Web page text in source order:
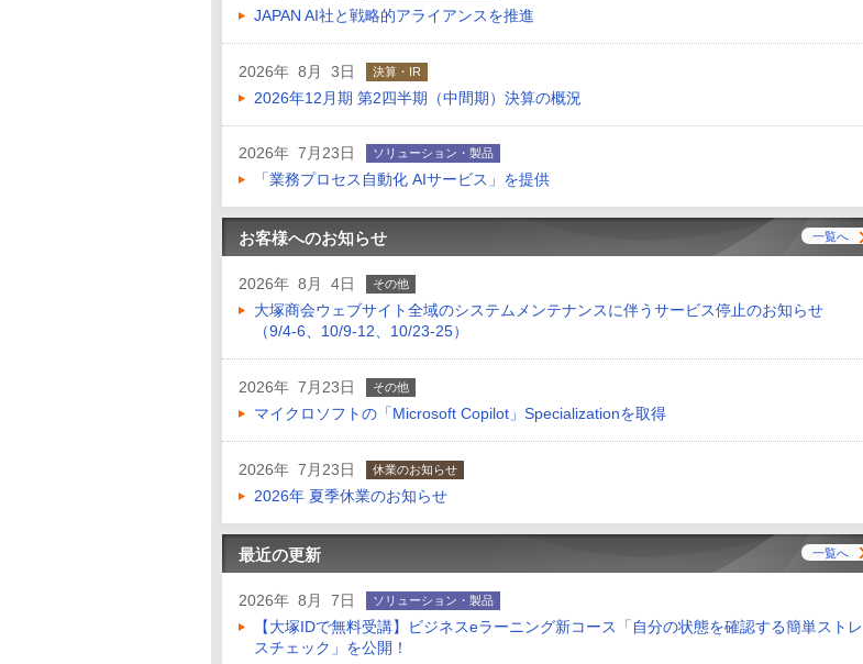
JAPAN AI社と戦略的アライアンスを推進
2026年 8月 3日 決算・IR
2026年12月期 第2四半期（中間期）決算の概況
2026年 7月23日 ソリューション・製品
「業務プロセス自動化 AIサービス」を提供
お客様へのお知らせ 一覧へ
2026年 8月 4日 その他
大塚商会ウェブサイト全域のシステムメンテナンスに伴うサービス停止のお知らせ
（9/4-6、10/9-12、10/23-25）
2026年 7月23日 その他
マイクロソフトの「Microsoft Copilot」Specializationを取得
2026年 7月23日 休業のお知らせ
2026年 夏季休業のお知らせ
最近の更新 一覧へ
2026年 8月 7日 ソリューション・製品
【大塚IDで無料受講】ビジネスeラーニング新コース「自分の状態を確認する簡単ストレ
スチェック」を公開！